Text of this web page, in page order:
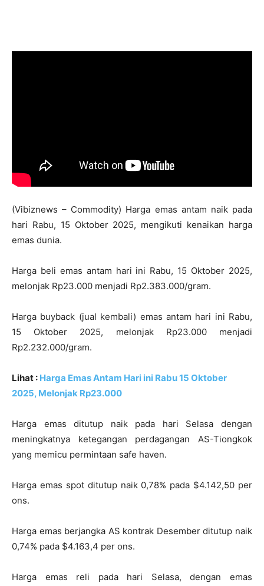
(Vibiznews – Commodity) Harga emas antam naik pada
hari Rabu, 15 Oktober 2025, mengikuti kenaikan harga
emas dunia.
Harga beli emas antam hari ini Rabu, 15 Oktober 2025,
melonjak Rp23.000 menjadi Rp2.383.000/gram.
Harga buyback (jual kembali) emas antam hari ini Rabu,
15 Oktober 2025, melonjak Rp23.000 menjadi
Rp2.232.000/gram.
Lihat : Harga Emas Antam Hari ini Rabu 15 Oktober
2025, Melonjak Rp23.000
Harga emas ditutup naik pada hari Selasa dengan
meningkatnya ketegangan perdagangan AS-Tiongkok
yang memicu permintaan safe haven.
Harga emas spot ditutup naik 0,78% pada $4.142,50 per
ons.
Harga emas berjangka AS kontrak Desember ditutup naik
0,74% pada $4.163,4 per ons.
Harga emas reli pada hari Selasa, dengan emas